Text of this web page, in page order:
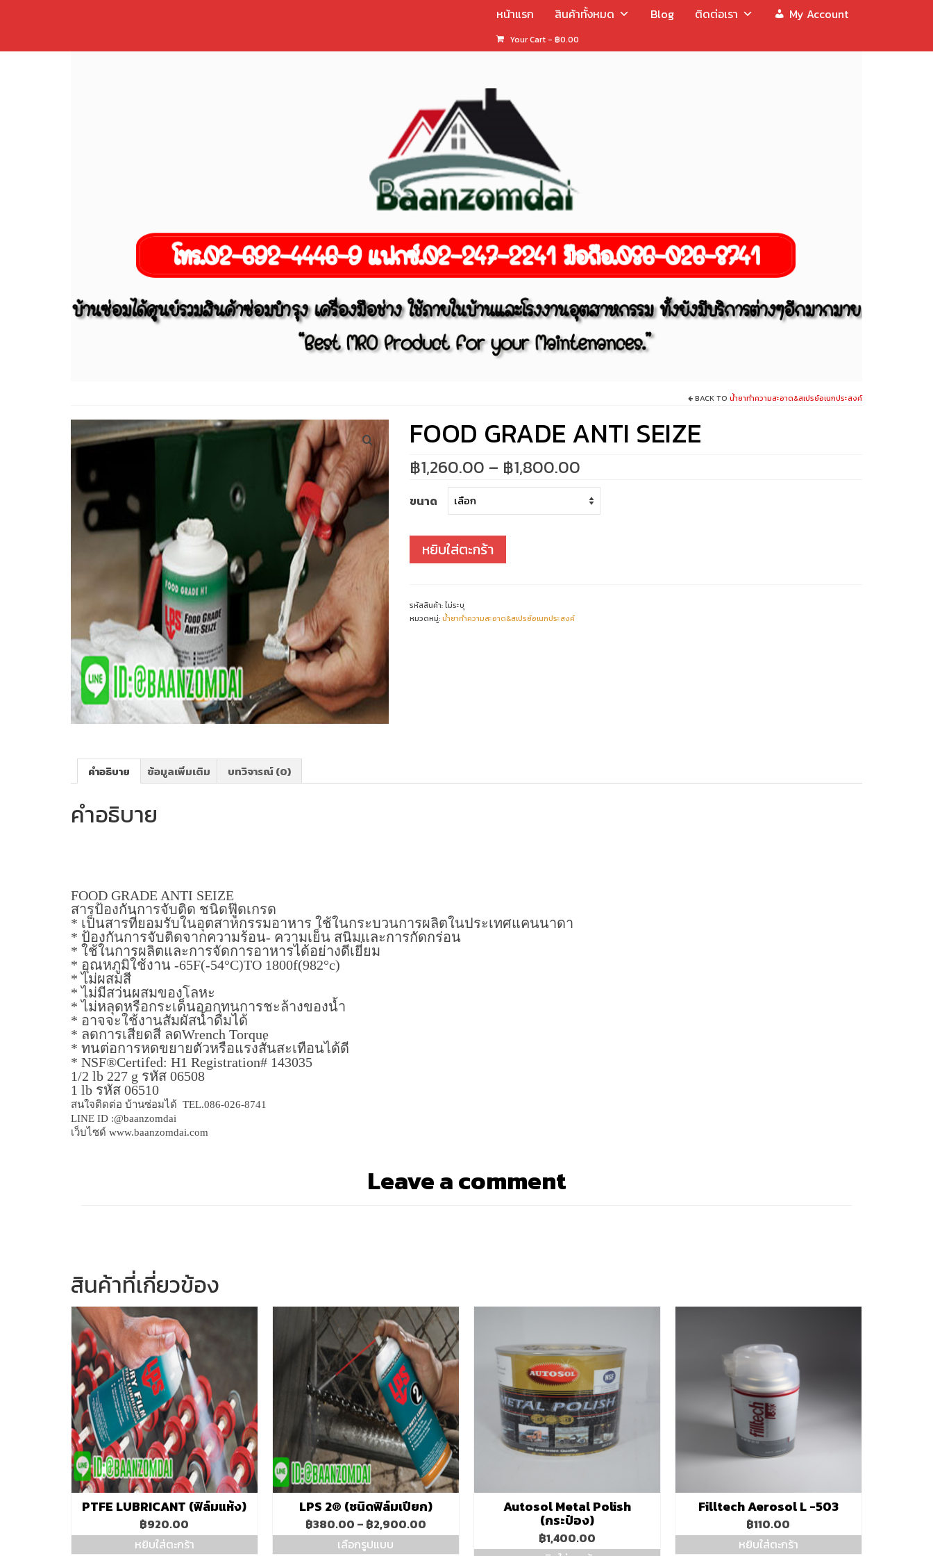
หน้าแรก สินค้าทั้งหมด Blog ติดต่อเรา My Account
Your Cart - ฿0.00
BACK TO น้ำยาทำความสะอาด&สเปรย์อเนกประสงค์
FOOD GRADE ANTI SEIZE
฿1,260.00 – ฿1,800.00Price
฿1,260.00
through
฿1,800.00
ขนาด
หยิบใส่ตะกร้า
รหัสสินค้า:ไม่ระบุ
หมวดหมู่:น้ำยาทำความสะอาด&สเปรย์อเนกประสงค์
คำอธิบาย ข้อมูลเพิ่มเติม บทวิจารณ์ (0)
คำอธิบาย
FOOD GRADE ANTI SEIZE
สารป้องกันการจับติด ชนิดฟู๊ดเกรด
* เป็นสารที่ยอมรับในอุตสาหกรรมอาหาร ใช้ในกระบวนการผลิตในประเทศแคนนาดา
* ป้องกันการจับติดจากความร้อน- ความเย็น สนิมและการกัดกร่อน
* ใช้ในการผลิตและการจัดการอาหารได้อย่างดีเยี่ยม
* อุณหภูมิใช้งาน -65F(-54°C)TO 1800f(982°c)
* ไม่ผสมสี
* ไม่มีสว่นผสมของโลหะ
* ไม่หลุดหรือกระเด็นออกทนการชะล้างของน้ำ
* อาจจะใช้งานสัมผัสน้ำดื่มได้
* ลดการเสียดสี ลดWrench Torque
* ทนต่อการหดขยายตัวหรือแรงสั่นสะเทือนได้ดี
* NSF®Certifed: H1 Registration# 143035
1/2 lb 227 g รหัส 06508
1 lb รหัส 06510
สนใจติดต่อ บ้านซ่อมได้ TEL.086-026-8741
LINE ID :@baanzomdai
เว็บไซด์ www.baanzomdai.com
Leave a comment
สินค้าที่เกี่ยวข้อง
PTFE LUBRICANT (ฟิล์มแห้ง)
฿920.00
หยิบใส่ตะกร้า
LPS 2® (ชนิดฟิล์มเปียก)
฿380.00 – ฿2,900.00Price
range:
฿380.00
เลือกรูปแบบ
Autosol Metal Polish
(กระป๋อง)
฿1,400.00
Filltech Aerosol L -503
฿110.00
หยิบใส่ตะกร้า